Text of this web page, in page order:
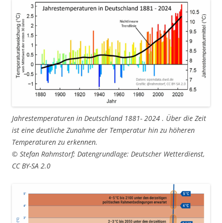
Jahrestemperaturen in Deutschland 1881- 2024 . Über die Zeit
ist eine deutliche Zunahme der Temperatur hin zu höheren
Temperaturen zu erkennen.
© Stefan Rahmstorf; Datengrundlage: Deutscher Wetterdienst,
CC BY-SA 2.0